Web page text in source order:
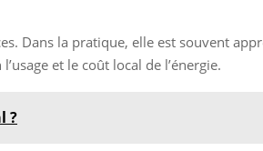
Dans la pratique, elle est souvent
et le coût local de l’énergie.
?